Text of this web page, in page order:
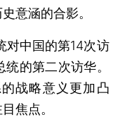
意涵的合影。
中国的第14次访
的第二次访华。
战略意义更加凸
焦点。